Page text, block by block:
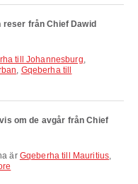
från Chief Dawid
till Johannesburg,
, Gqeberha till
om de avgår från Chief
är Gqeberha till Mauritius,